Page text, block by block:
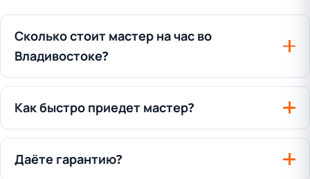
Сколько стоит мастер на час во
Владивостоке?
Как быстро приедет мастер?
Даёте гарантию?